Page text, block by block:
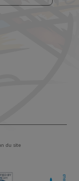
du site